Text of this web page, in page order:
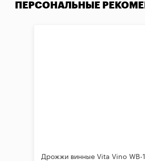
ПЕРСОНАЛЬНЫЕ
Дрожжи винные Vita Vino WB-